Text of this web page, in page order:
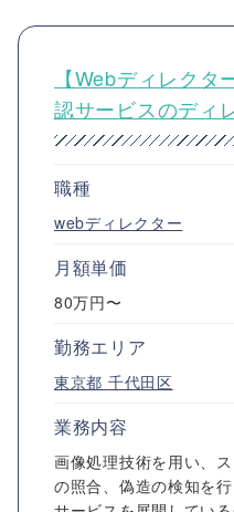
【Webディレク
認サービスのディ
職種
webディレクター
月額単価
80万円〜
勤務エリア
東京都 千代田区
業務内容
画像処理技術を用い、
の照合、偽造の検知を